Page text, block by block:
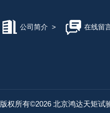
公司简介 > 在线留
版权所有©2026 北京鸿达天矩